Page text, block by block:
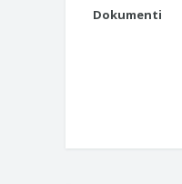
Dokumenti